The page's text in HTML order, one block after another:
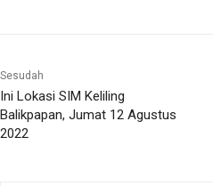
Sesudah
Ini Lokasi SIM Keliling
Balikpapan, Jumat 12 Agustus
2022